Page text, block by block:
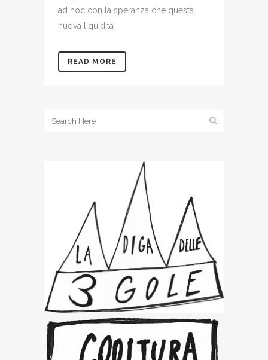
ad hoc con la speranza che questa
nuova liquidità
READ MORE